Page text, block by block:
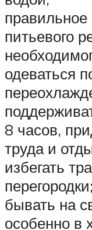
питьевого
одеваться
8 часов,
труда и
избегать
перегородки;
бывать на
особенно в